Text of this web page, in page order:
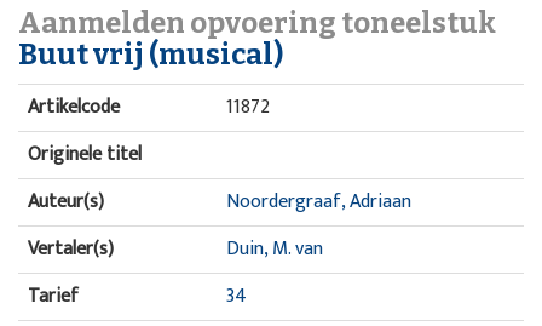
Aanmelden opvoering toneelstuk
Buut vrij (musical)
Artikelcode
11872
Originele titel
Auteur(s)
Noordergraaf, Adriaan
Vertaler(s)
Duin, M. van
Tarief
34